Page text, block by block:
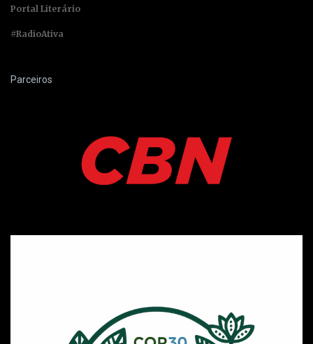
Portal Literário
#RadioAtiva
Parceiros